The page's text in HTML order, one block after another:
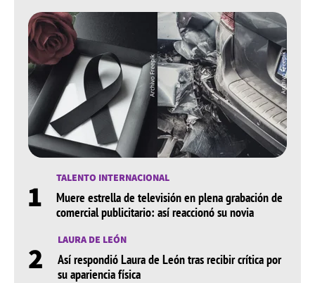
1 TALENTO INTERNACIONAL
Muere estrella de televisión en plena grabación de
comercial publicitario: así reaccionó su novia
2 LAURA DE LEÓN
Así respondió Laura de León tras recibir crítica por
su apariencia física